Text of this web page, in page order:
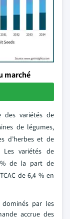
marché
des variétés de
de légumes,
d’herbes et de
Les variétés de
% de la part de
de 6,4 % en
dominés par les
accrue des